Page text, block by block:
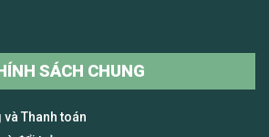
SÁCH CHUNG
Thanh toán